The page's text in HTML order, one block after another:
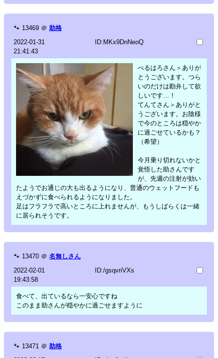
🐾 13469 ＠ 助格
2022-01-31
21:41:43
ID:MKx9DnNeoQ
べるはろさん＞ありが
とうございます。つら
いのだけは勘弁して欲
しいです…！
てんてさん＞ありがと
うございます。お陰様
で今のところは穏やか
に過ごせているかも？
（希望）
今月乗り切れないかと
覚悟した助さんです
が、先週の注射が効い
たようでお通じの大も出るようになり、普通のウェットフードも
えづかずに食べられるようになりました。
足はフラフラで高いところに上れませんが、もうしばらくは一緒
に居られそうです。
🐾 13470 ＠ 名無しさん
2022-02-01
19:43:58
ID:/gsqvriVXs
食べて、出ているなら一安心ですね
このまま助さんが穏やかに過ごせますように
🐾 13471 ＠ 助格